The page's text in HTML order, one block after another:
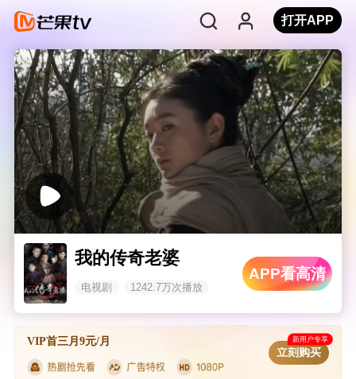
打开APP
我的传奇老婆
电视剧 1242.7万次播放
APP看高清
VIP首三月9元/月 新用户专享
立刻购买